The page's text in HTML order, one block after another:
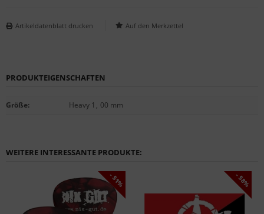
Artikeldatenblatt drucken
PRODUKTEIGENSCHAFTEN
Größe: Heavy 1 , 00 mm
WEITERE INTERESSANTE PRODUKTE:
- 51% - 58%